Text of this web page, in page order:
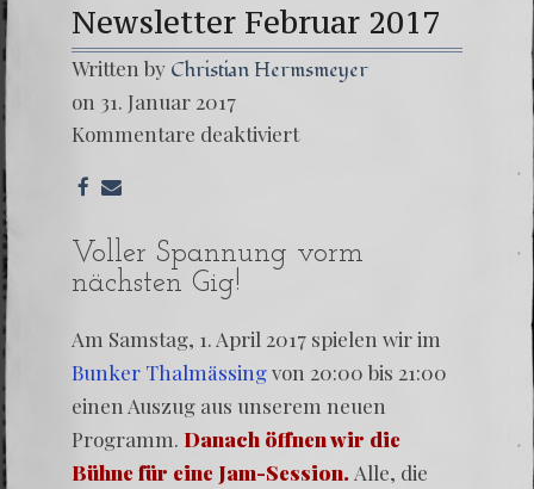
Newsletter Februar 2017
Written by Christian Hermsmeyer
on 31. Januar 2017
Kommentare deaktiviert
Voller Spannung vorm
nächsten Gig!
Am Samstag, 1. April 2017 spielen wir im
Bunker Thalmässingvon 20:00 bis 21:00
einen Auszug aus unserem neuen
Programm. Danach öffnen wir die
Bühne für eine Jam-Session. Alle, die